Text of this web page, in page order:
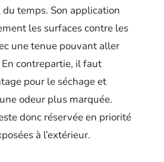
temps. Son application
les surfaces contre les
une tenue pouvant aller
En contrepartie, il faut
pour le séchage et
odeur plus marquée.
donc réservée en priorité
à l’extérieur.